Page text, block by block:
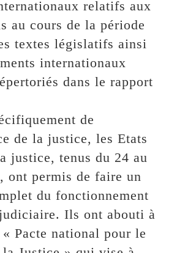
relatifs aux
au cours de la période
textes législatifs ainsi
internationaux
dans le rapport
de
de la justice, les Etats
justice, tenus du 24 au
ont permis de faire un
du fonctionnement
Ils ont abouti à
Pacte national pour le